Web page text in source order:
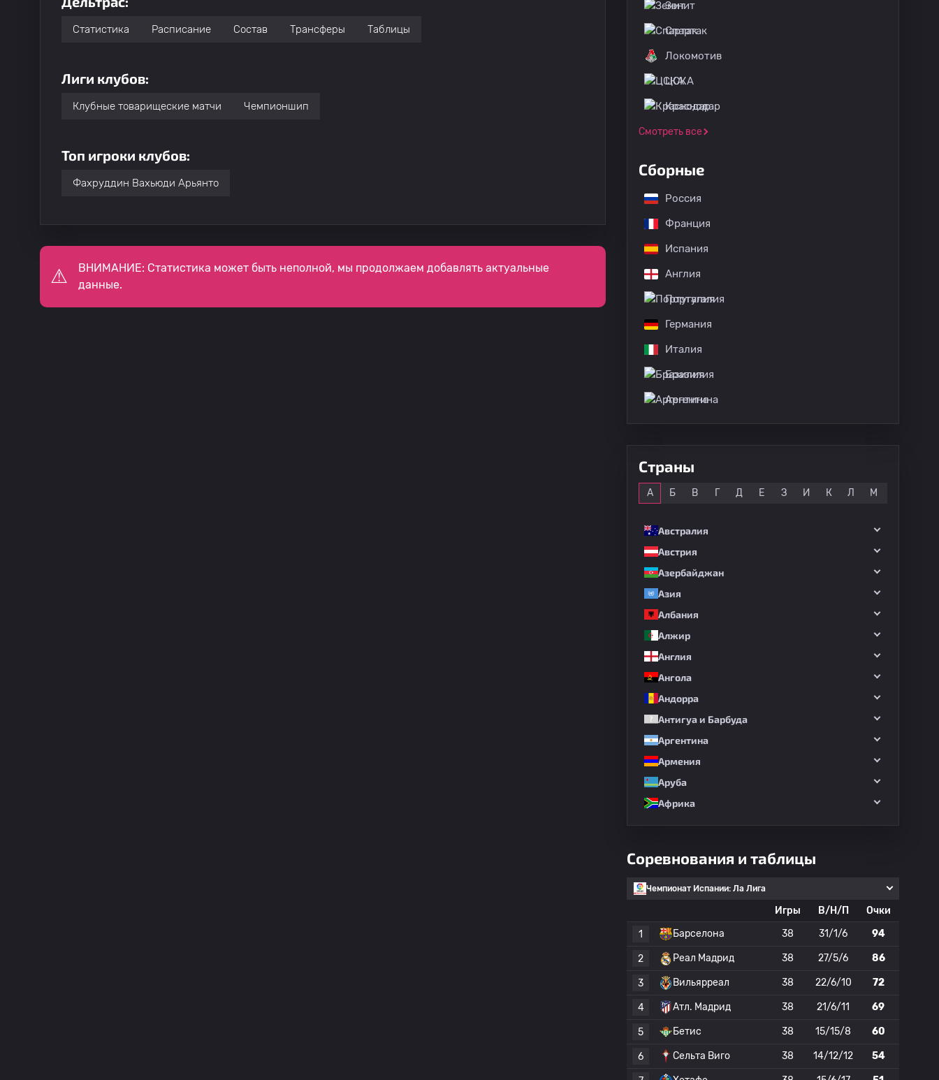
Статистика Расписание Состав Трансферы Таблицы
Лиги клубов:
Клубные товарищеские матчи Чемпионшип
Топ игроки клубов:
Фахруддин Вахьюди Арьянто
ВНИМАНИЕ: Статистика может быть неполной, мы продолжаем добавлять актуальные
данные.
Зенит
Спартак
Локомотив
ЦСКА
Краснодар
Смотреть все
Сборные
Россия
Франция
Испания
Англия
Португалия
Германия
Италия
Бразилия
Аргентина
Страны
А Б В Г Д Е З И К Л М
Австралия
Австрия
Азербайджан
Азия
Албания
Алжир
Англия
Ангола
Андорра
Антигуа и Барбуда
Аргентина
Армения
Аруба
Африка
Соревнования и таблицы
Чемпионат Испании: Ла Лига
Игры В/Н/П
Очки
1
Барселона 38 31/1/6 94
2 Реал Мадрид 38 27/5/6 86
3 Вильярреал 38 22/6/10 72
4 Атл. Мадрид 38 21/6/11 69
5 Бетис 38 15/15/8 60
6 Сельта Виго 38 14/12/12 54